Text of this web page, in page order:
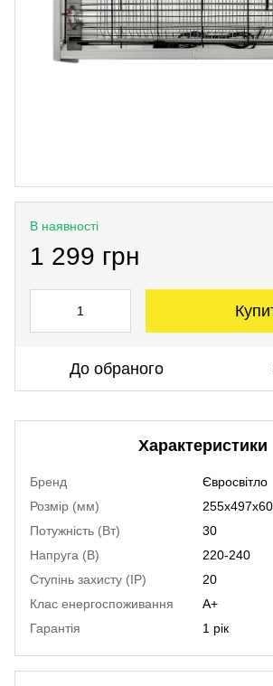
В наявності
1 299 грн
До обраного
Характеристики
Бренд
Євросвітло
Розмір (мм)
255x497x60
Потужність (Вт)
30
Напруга (В)
220-240
Ступінь захисту (IP)
20
Клас енергоспоживання
A+
Гарантія
1 рік